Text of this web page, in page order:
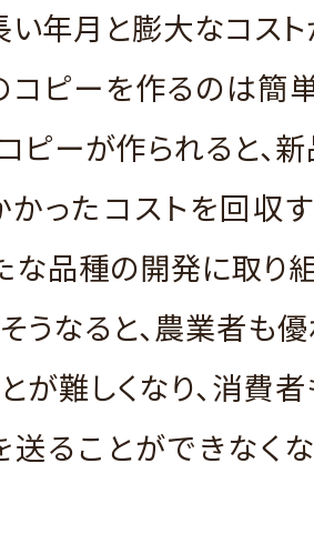
い年月と膨大なコスト
コピーを作るのは簡
ピーが作られると、
ったコストを回収
な品種の開発に取り
そうなると、農業者も
が難しくなり、消費
ることができなく